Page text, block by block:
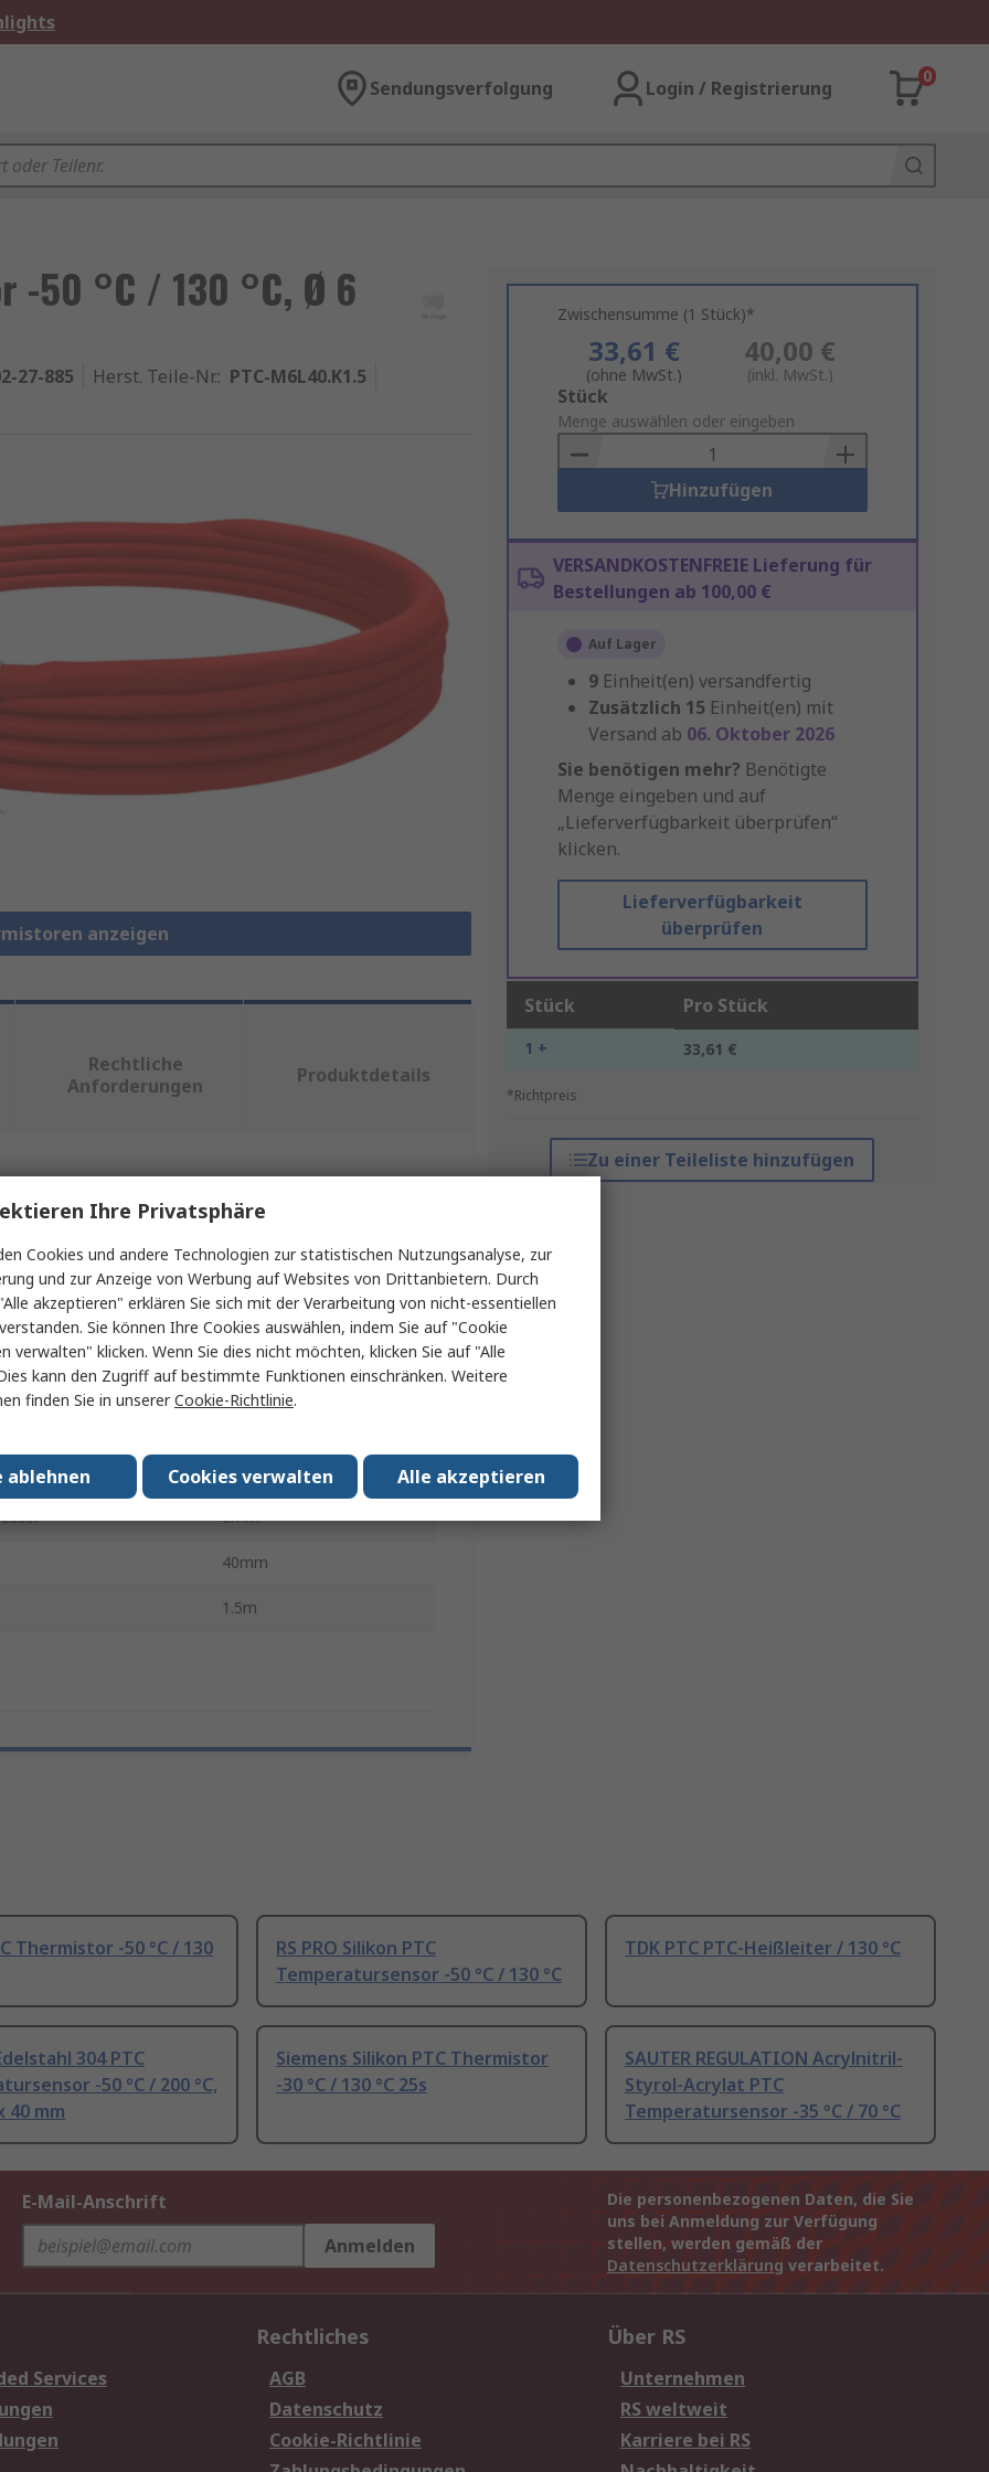
Sendungsverfolgung Login / Registrierung
0
-50 °C / 130 °C, Ø 6
27-885 Herst. Teile-Nr.: PTC-M6L40.K1.5
anzeigen
Zwischensumme (1 Stück)*
33,61 €
(ohne MwSt.)
40,00 €
(inkl. MwSt.)
Add
to
Basket
Stück
Menge auswählen oder eingeben
Hinzufügen
VERSANDKOSTENFREIE Lieferung für
Bestellungen ab 100,00 €
Auf Lager
9 Einheit(en) versandfertig
Zusätzlich 15 Einheit(en) mit
Versand ab 06. Oktober 2026
Sie benötigen mehr? Benötigte
Menge eingeben und auf
„Lieferverfügbarkeit überprüfen“
klicken.
Lieferverfügbarkeit
überprüfen
Stück Pro Stück
1 + 33,61 €
*Richtpreis
Zu einer Teileliste hinzufügen
Rechtliche
Anforderungen
Produktdetails
oder mehrere Eigenschaften auswählen.
Wert
Emko
Temperatursensor
PTC
max. 130°C
6mm
40mm
1.5m
Thermistor -50 °C / 130
RS PRO Silikon PTC
Temperatursensor -50 °C / 130 °C
TDK PTC PTC-Heißleiter / 130 °C
304 PTC
-50 °C / 200 °C,
40 mm
Siemens Silikon PTC Thermistor
-30 °C / 130 °C 25s
SAUTER REGULATION Acrylnitril-
Styrol-Acrylat PTC
Temperatursensor -35 °C / 70 °C
E-Mail-Anschrift
Anmelden
Die personenbezogenen Daten, die Sie
uns bei Anmeldung zur Verfügung
stellen, werden gemäß der
Datenschutzerklärung verarbeitet.
Services
Rechtliches
AGB
Datenschutz
Cookie-Richtlinie
Über RS
Unternehmen
RS weltweit
Karriere bei RS
Ihre Privatsphäre
Cookies und andere Technologien zur statistischen Nutzungsanalyse, zur
und zur Anzeige von Werbung auf Websites von Drittanbietern. Durch
akzeptieren" erklären Sie sich mit der Verarbeitung von nicht-essentiellen
Sie können Ihre Cookies auswählen, indem Sie auf "Cookie
verwalten" klicken. Wenn Sie dies nicht möchten, klicken Sie auf "Alle
kann den Zugriff auf bestimmte Funktionen einschränken. Weitere
finden Sie in unsererCookie-Richtlinie.
Alle akzeptieren
Cookies verwalten
ablehnen